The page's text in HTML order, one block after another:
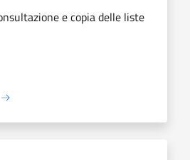
e copia delle liste